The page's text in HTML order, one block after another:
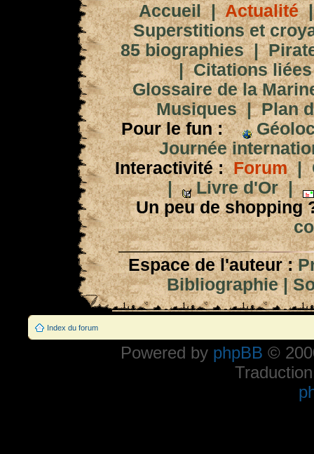
Accueil|Actualité
Superstitions et
85 biographies|
|Citations
Glossaire de la
Musiques|Plan
Pour le fun :
Journée
Interactivité : Forum|
|
Livre d'Or|
Un peu de shopping
Espace de l'auteur :
Bibliographie|
Index du forum
Powered by phpBB ©